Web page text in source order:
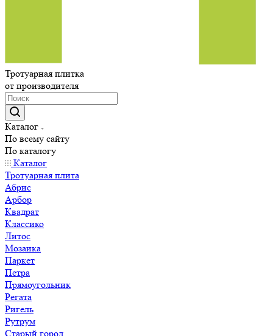
Тротуарная плитка
от производителя
Каталог
По всему сайту
По каталогу
Каталог
Тротуарная плита
Абрис
Арбор
Квадрат
Классико
Литос
Мозаика
Паркет
Петра
Прямоугольник
Регата
Ригель
Рутрум
Старый город